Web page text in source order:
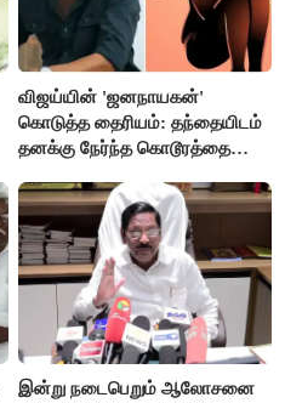
விஜய்யின் 'ஜனநாயகன்'
கொடுத்த தைரியம்: தந்தையிடம்
தனக்கு நேர்ந்த கொடூரத்தை
இன்று நடைபெறும் ஆலோசனை